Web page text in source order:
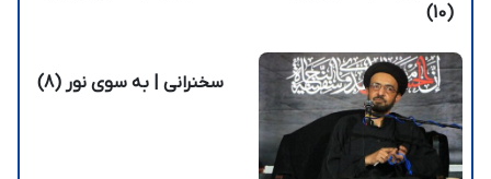
(10)
سخنرانی | به سوی نور (8)